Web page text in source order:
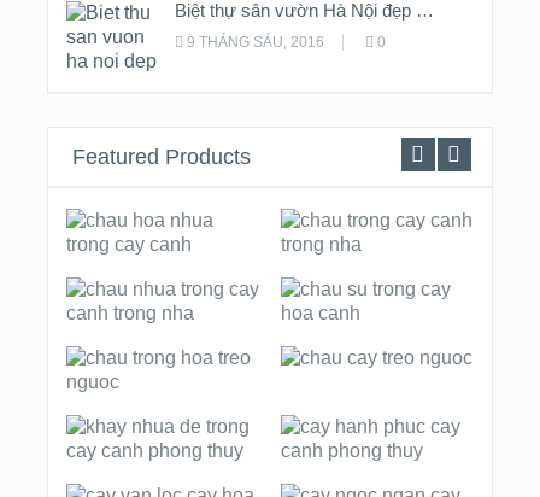
Biệt thự sân vườn Hà Nội đẹp …
9 THÁNG SÁU, 2016 0
Featured Products